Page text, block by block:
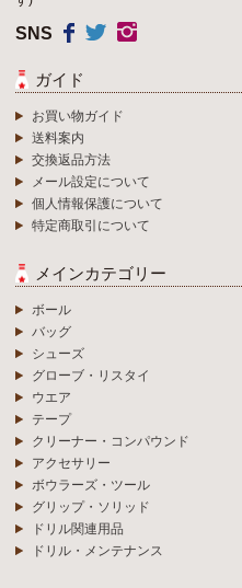
SNS
ガイド
お買い物ガイド
送料案内
交換返品方法
メール設定について
個人情報保護について
特定商取引について
メインカテゴリー
ボール
バッグ
シューズ
グローブ・リスタイ
ウエア
テープ
クリーナー・コンパウンド
アクセサリー
ボウラーズ・ツール
グリップ・ソリッド
ドリル関連用品
ドリル・メンテナンス